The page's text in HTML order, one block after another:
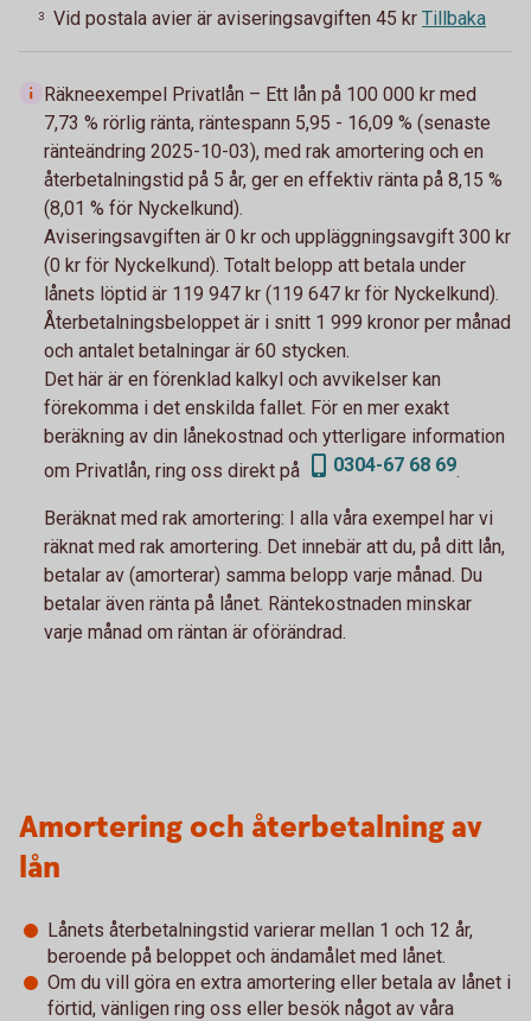
3 Vid postala avier är aviseringsavgiften 45 kr Tillbaka
Räkneexempel Privatlån – Ett lån på 100 000 kr med
7,73 % rörlig ränta, räntespann 5,95 - 16,09 % (senaste
ränteändring 2025-10-03), med rak amortering och en
återbetalningstid på 5 år, ger en effektiv ränta på 8,15 %
(8,01 % för Nyckelkund).
Aviseringsavgiften är 0 kr och uppläggningsavgift 300 kr
(0 kr för Nyckelkund). Totalt belopp att betala under
lånets löptid är 119 947 kr (119 647 kr för Nyckelkund).
Återbetalningsbeloppet är i snitt 1 999 kronor per månad
och antalet betalningar är 60 stycken.
Det här är en förenklad kalkyl och avvikelser kan
förekomma i det enskilda fallet. För en mer exakt
beräkning av din lånekostnad och ytterligare information
om Privatlån, ring oss direkt på
0304-67 68 69.
Beräknat med rak amortering: I alla våra exempel har vi
räknat med rak amortering. Det innebär att du, på ditt lån,
betalar av (amorterar) samma belopp varje månad. Du
betalar även ränta på lånet. Räntekostnaden minskar
varje månad om räntan är oförändrad.
Amortering och återbetalning av
lån
Lånets återbetalningstid varierar mellan 1 och 12 år,
beroende på beloppet och ändamålet med lånet.
Om du vill göra en extra amortering eller betala av lånet i
förtid, vänligen ring oss eller besök något av våra